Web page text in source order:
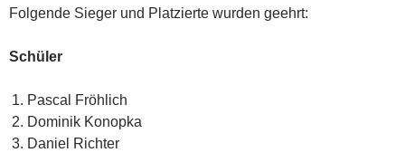
Folgende Sieger und Platzierte wurden geehrt:
Schüler
Pascal Fröhlich
Dominik Konopka
Daniel Richter